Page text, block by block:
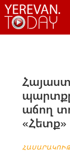
աճող
«Հետք»